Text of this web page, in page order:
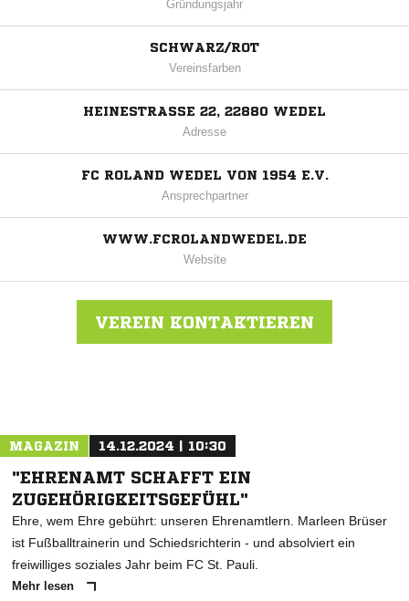
Gründungsjahr
SCHWARZ/ROT
Vereinsfarben
HEINESTRASSE 22, 22880 WEDEL
Adresse
FC ROLAND WEDEL VON 1954 E.V.
Ansprechpartner
WWW.FCROLANDWEDEL.DE
Website
VEREIN KONTAKTIEREN
MAGAZIN 14.12.2024 | 10:30
"EHRENAMT SCHAFFT EIN
ZUGEHÖRIGKEITSGEFÜHL"
Ehre, wem Ehre gebührt: unseren Ehrenamtlern. Marleen Brüser
ist Fußballtrainerin und Schiedsrichterin - und absolviert ein
freiwilliges soziales Jahr beim FC St. Pauli.
Mehr lesen